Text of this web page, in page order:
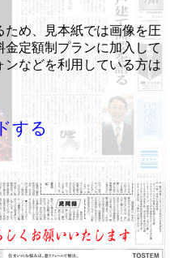
ため、見本紙では画像を圧
定額制プランに加入して
などを利用している方は
する